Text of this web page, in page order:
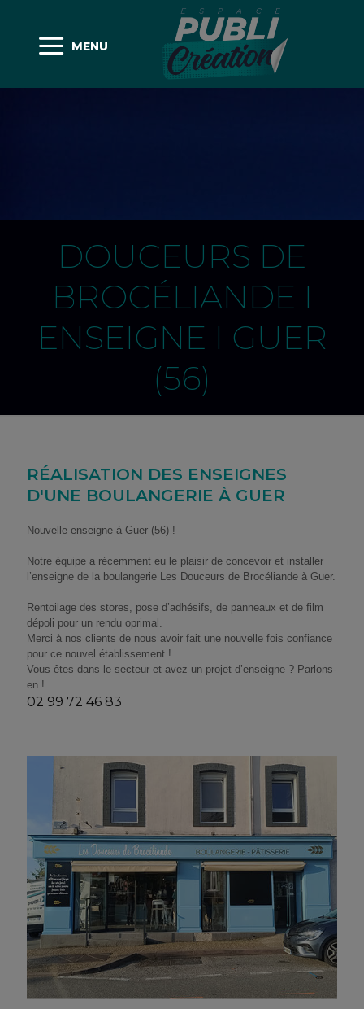
MENU
DOUCEURS DE
BROCÉLIANDE I
ENSEIGNE I GUER
(56)
RÉALISATION DES ENSEIGNES
D'UNE BOULANGERIE À GUER
Nouvelle enseigne à Guer (56) !
Notre équipe a récemment eu le plaisir de concevoir et installer
l’enseigne de la boulangerie Les Douceurs de Brocéliande à Guer.
Rentoilage des stores, pose d’adhésifs, de panneaux et de film
dépoli pour un rendu oprimal.
Merci à nos clients de nous avoir fait une nouvelle fois confiance
pour ce nouvel établissement !
Vous êtes dans le secteur et avez un projet d’enseigne ? Parlons-
en !
02 99 72 46 83